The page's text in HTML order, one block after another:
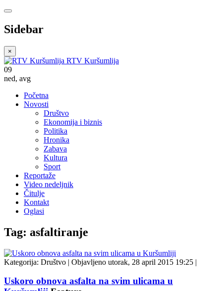
Sidebar
×
RTV Kuršumlija
09
ned, avg
Početna
Novosti
Društvo
Ekonomija i biznis
Politika
Hronika
Zabava
Kultura
Sport
Reportaže
Video nedeljnik
Čitulje
Kontakt
Oglasi
Tag: asfaltiranje
Kategorija: Društvo | Objavljeno utorak, 28 april 2015 19:25 |
Uskoro obnova asfalta na svim ulicama u